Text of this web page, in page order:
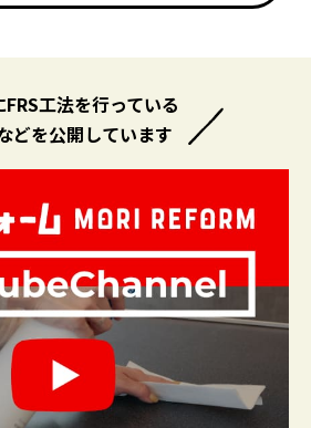
FRS工法を行っている
どを公開しています